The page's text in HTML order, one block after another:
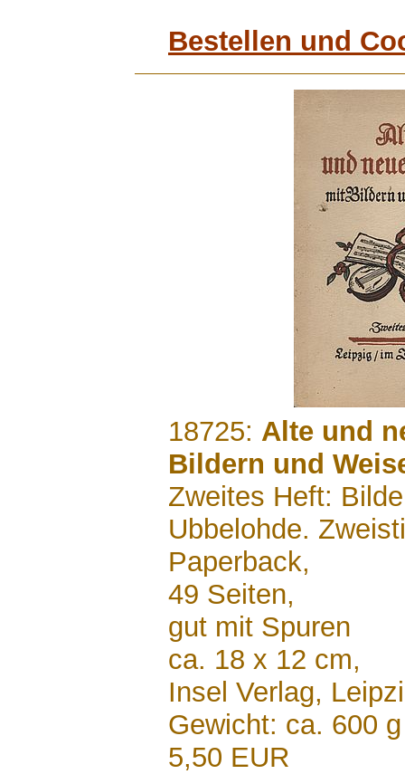
Bestellen und
18725: Alte und
Bildern und
Zweites Heft:
Ubbelohde.
Paperback,
49 Seiten,
gut mit Spuren
ca. 18 x 12 cm,
Insel Verlag,
Gewicht: ca. 600 g
5,50 EUR